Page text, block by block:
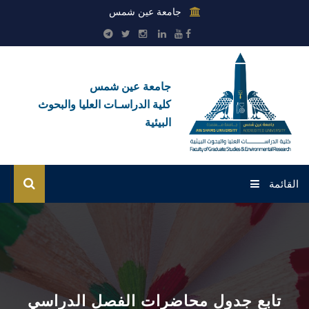
جامعة عين شمس
جامعة عين شمس
كلية الدراسـات العليا والبحوث
البيئية
القائمة
الرئيسية
بوابة الطلاب
تابع جدول محاضرات الفصل الدراسي